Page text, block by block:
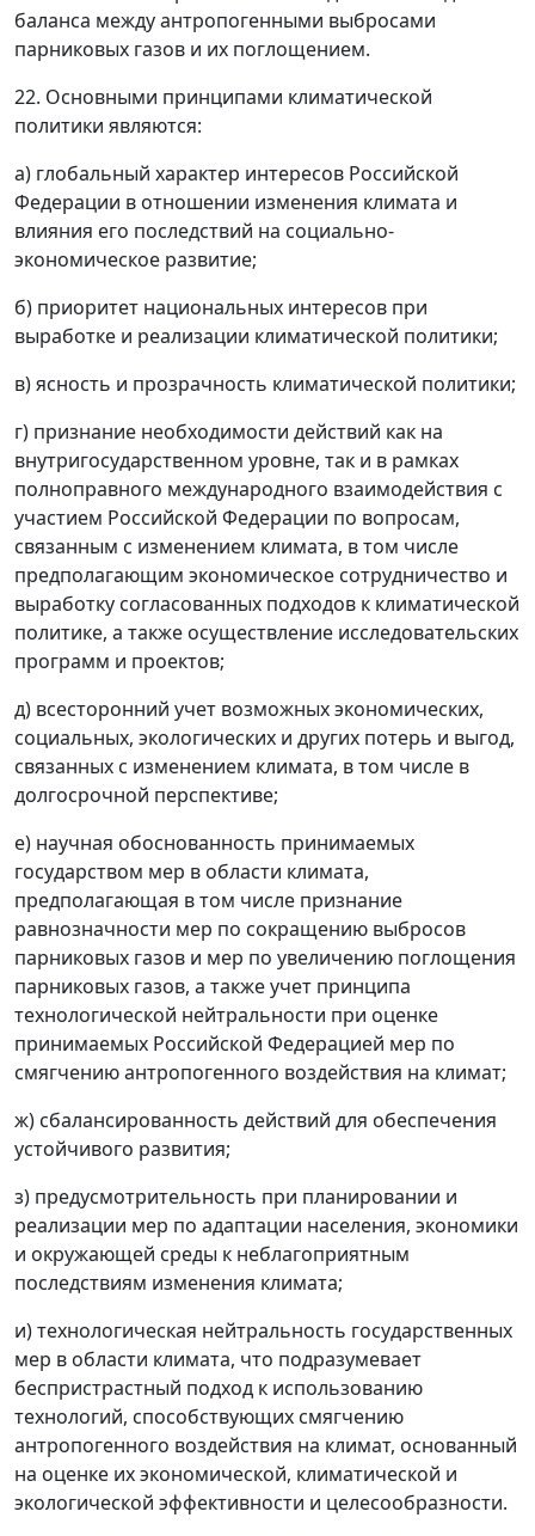
баланса между антропогенными выбросами
парниковых газов и их поглощением.
22. Основными принципами климатической
политики являются:
а) глобальный характер интересов Российской
Федерации в отношении изменения климата и
влияния его последствий на социально-
экономическое развитие;
б) приоритет национальных интересов при
выработке и реализации климатической политики;
в) ясность и прозрачность климатической политики;
г) признание необходимости действий как на
внутригосударственном уровне, так и в рамках
полноправного международного взаимодействия с
участием Российской Федерации по вопросам,
связанным с изменением климата, в том числе
предполагающим экономическое сотрудничество и
выработку согласованных подходов к климатической
политике, а также осуществление исследовательских
программ и проектов;
д) всесторонний учет возможных экономических,
социальных, экологических и других потерь и выгод,
связанных с изменением климата, в том числе в
долгосрочной перспективе;
е) научная обоснованность принимаемых
государством мер в области климата,
предполагающая в том числе признание
равнозначности мер по сокращению выбросов
парниковых газов и мер по увеличению поглощения
парниковых газов, а также учет принципа
технологической нейтральности при оценке
принимаемых Российской Федерацией мер по
смягчению антропогенного воздействия на климат;
ж) сбалансированность действий для обеспечения
устойчивого развития;
з) предусмотрительность при планировании и
реализации мер по адаптации населения, экономики
и окружающей среды к неблагоприятным
последствиям изменения климата;
и) технологическая нейтральность государственных
мер в области климата, что подразумевает
беспристрастный подход к использованию
технологий, способствующих смягчению
антропогенного воздействия на климат, основанный
на оценке их экономической, климатической и
экологической эффективности и целесообразности.